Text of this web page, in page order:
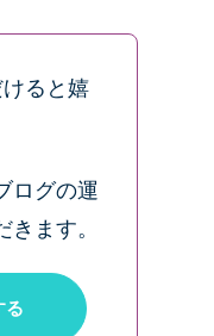
ると嬉
ログの運
ます。